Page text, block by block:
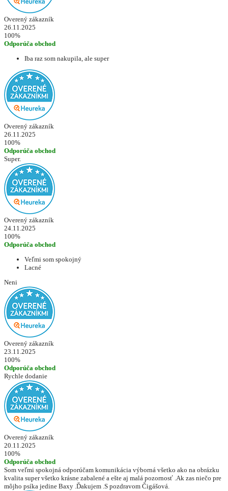
Overený zákazník
26.11.2025
100%
Odporúča obchod
Iba raz som nakupila, ale super
Overený zákazník
26.11.2025
100%
Odporúča obchod
Super.
Overený zákazník
24.11.2025
100%
Odporúča obchod
Veľmi som spokojný
Lacné
Neni
Overený zákazník
23.11.2025
100%
Odporúča obchod
Rychle dodanie
Overený zákazník
20.11.2025
100%
Odporúča obchod
Som veľmi spokojná odporúčam komunikácia výborná všetko ako na obrázku
kvalita super všetko krásne zabalené a ešte aj malá pozornosť .Ak zas niečo pre
môjho psíka jedine Baxy .Ďakujem .S pozdravom Čigášová.